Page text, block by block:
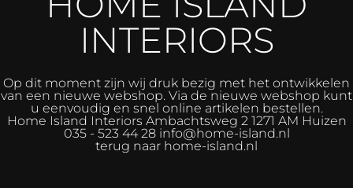
INTERIORS
Op dit moment zijn wij druk bezig met het ontwikkelen
van een nieuwe webshop. Via de nieuwe webshop kunt
u eenvoudig en snel online artikelen bestellen.
Home Island Interiors Ambachtsweg 2 1271 AM Huizen
035 - 523 44 28 info@home-island.nl
terug naar home-island.nl